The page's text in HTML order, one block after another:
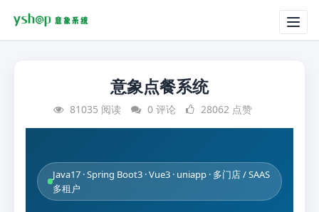
意象点餐系统
81035 阅读 0 评论 28062 点赞
Java17 · Spring Boot3 · Vue3 · uniapp · 多门店 / SAAS
多租户